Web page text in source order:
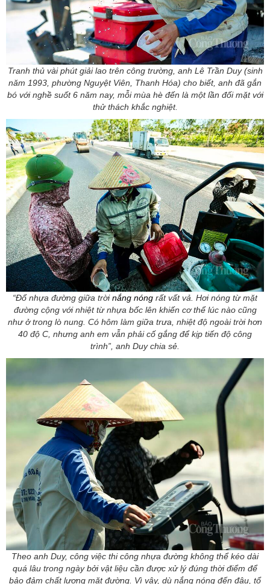
Tranh thủ vài phút giải lao trên công trường, anh Lê Trần Duy (sinh
năm 1993, phường Nguyệt Viên, Thanh Hóa) cho biết, anh đã gắn
bó với nghề suốt 6 năm nay, mỗi mùa hè đến là một lần đối mặt với
thử thách khắc nghiệt.
“Đổ nhựa đường giữa trờinắng nóng rất vất vả. Hơi nóng từ mặt
đường cộng với nhiệt từ nhựa bốc lên khiến cơ thể lúc nào cũng
như ở trong lò nung. Có hôm làm giữa trưa, nhiệt độ ngoài trời hơn
40 độ C, nhưng anh em vẫn phải cố gắng để kịp tiến độ công
trình”, anh Duy chia sẻ.
Theo anh Duy, công việc thi công nhựa đường không thể kéo dài
quá lâu trong ngày bởi vật liệu cần được xử lý đúng thời điểm để
bảo đảm chất lượng mặt đường. Vì vậy, dù nắng nóng đến đâu, tổ